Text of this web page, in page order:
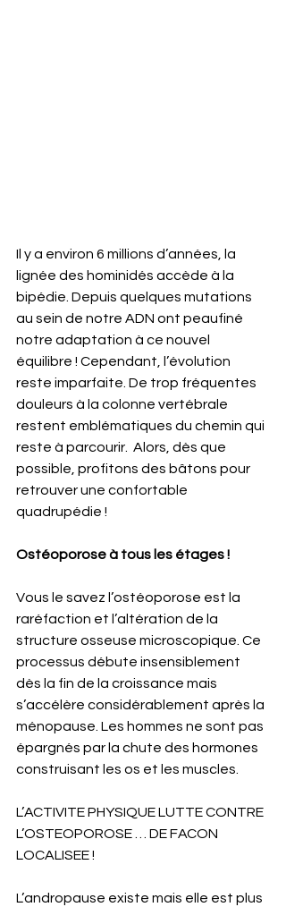
Il y a environ 6 millions d’années, la
lignée des hominidés accède à la
bipédie. Depuis quelques mutations
au sein de notre ADN ont peaufiné
notre adaptation à ce nouvel
équilibre ! Cependant, l’évolution
reste imparfaite. De trop fréquentes
douleurs à la colonne vertébrale
restent emblématiques du chemin qui
reste à parcourir.  Alors, dès que
possible, profitons des bâtons pour
retrouver une confortable
quadrupédie !
Ostéoporose à tous les étages !
Vous le savez l’ostéoporose est la
raréfaction et l’altération de la
structure osseuse microscopique. Ce
processus débute insensiblement
dès la fin de la croissance mais
s’accélère considérablement après la
ménopause. Les hommes ne sont pas
épargnés par la chute des hormones
construisant les os et les muscles.
L’ACTIVITE PHYSIQUE LUTTE CONTRE
L’OSTEOPOROSE … DE FACON
LOCALISEE !
L’andropause existe mais elle est plus